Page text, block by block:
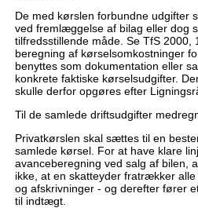
De med kørslen forbundne udgifter
ved fremlæggelse af bilag eller dog
tilfredsstillende måde. Se TfS 2000,
beregning af kørselsomkostninger
benyttes som dokumentation eller
konkrete faktiske kørselsudgifter.
skulle derfor opgøres efter
Til de samlede driftsudgifter
Privatkørslen skal sættes til en
samlede kørsel. For at have klare
avanceberegning ved salg af bilen,
ikke, at en skatteyder fratrækker
og afskrivninger - og derefter fører
til indtægt.